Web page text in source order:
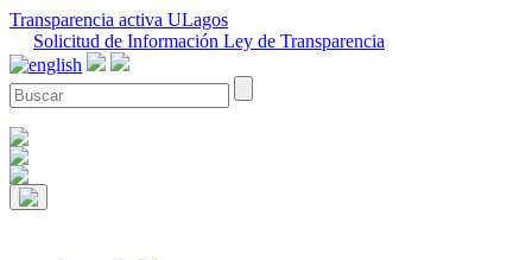
Transparencia activa ULagos
Solicitud de Información Ley de Transparencia